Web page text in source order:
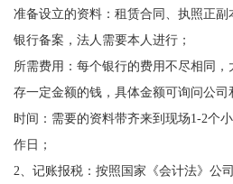
准备设立的资料：租赁合同、执照正
银行备案，法人需要本人进行；
所需费用：每个银行的费用不尽相同，
存一定金额的钱，具体金额可询问公
时间：需要的资料带齐来到现场1-2个
作日；
2、记账报税：按照国家《会计法》公